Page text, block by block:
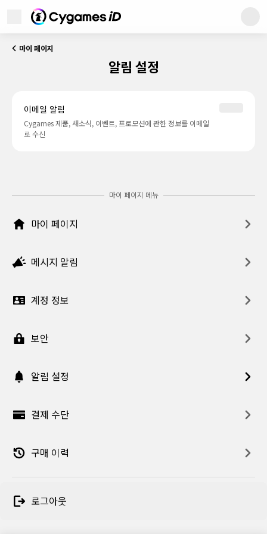
메뉴 열기 Cygames ID
WebStore
News
이용약관
상표에 대해서
마이 페이지
알림 설정
이메일 알림
Cygames 제품, 새소식, 이벤트, 프로모션에 관한 정보를 이메일
로 수신
마이 페이지 메뉴
마이 페이지
메시지 알림
계정 정보
보안
알림 설정
결제 수단
구매 이력
로그아웃